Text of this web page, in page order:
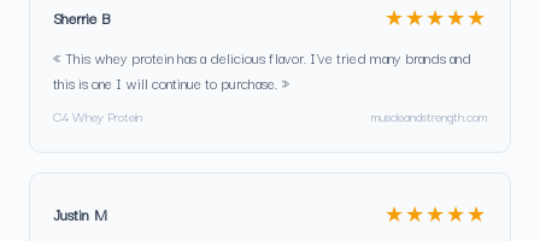
Sherrie B ★★★★★
« This whey protein has a delicious flavor. I've tried many brands and
this is one I will continue to purchase. »
C4 Whey Protein muscleandstrength.com
Justin M ★★★★★